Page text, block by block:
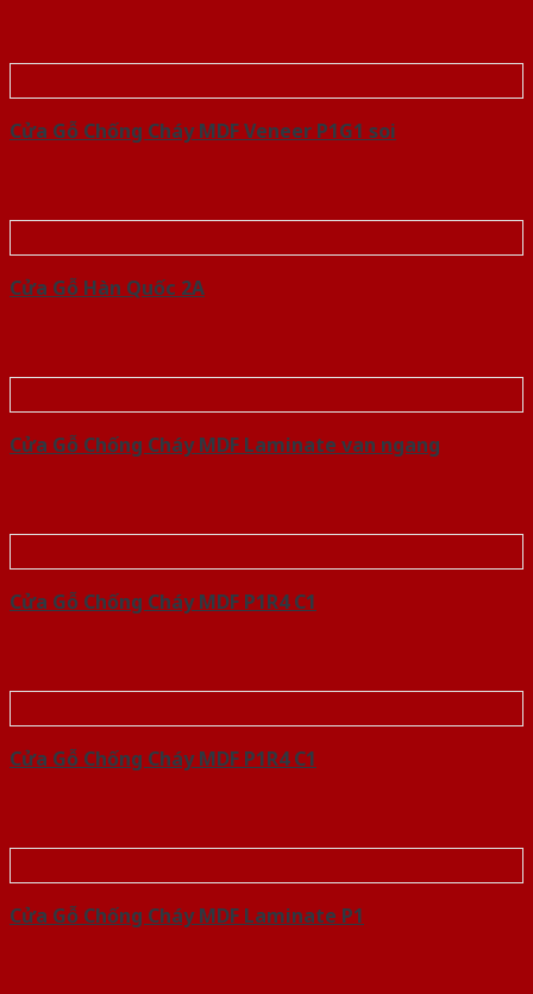
Cửa Gỗ Chống Cháy MDF Veneer P1G1 soi
Cửa Gỗ Hàn Quốc 2A
Cửa Gỗ Chống Cháy MDF Laminate van ngang
Cửa Gỗ Chống Cháy MDF P1R4 C1
Cửa Gỗ Chống Cháy MDF P1R4 C1
Cửa Gỗ Chống Cháy MDF Laminate P1